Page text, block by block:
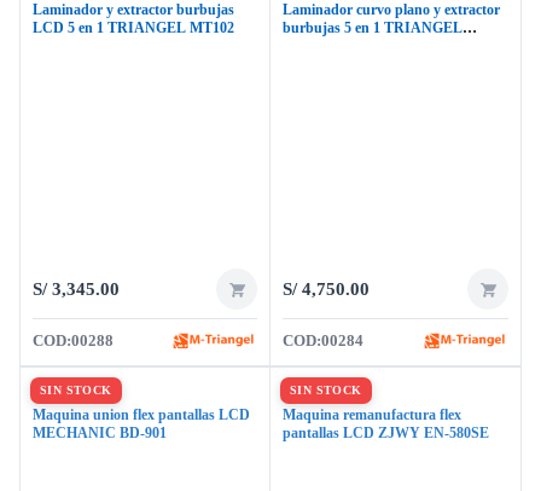
Laminador y extractor burbujas
LCD 5 en 1 TRIANGEL MT102
S/3,345.00
COD:00288
Laminador curvo plano y extractor
burbujas 5 en 1 TRIANGEL
S/4,750.00
COD:00284
Separadores
Maquina union flex pantallas LCD
MECHANIC BD-901
Laminadores
Maquina remanufactura flex
pantallas LCD ZJWY EN-580SE